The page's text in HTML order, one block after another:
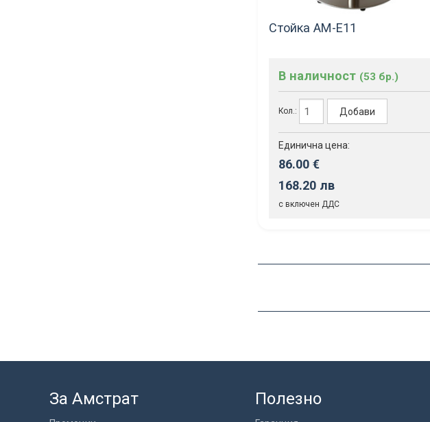
Стойка AM-E11
В наличност (53 бр.)
Кол.: Добави
Единична цена:
86.00 €
168.20 лв
с включен ДДС
За Амстрат Полезно